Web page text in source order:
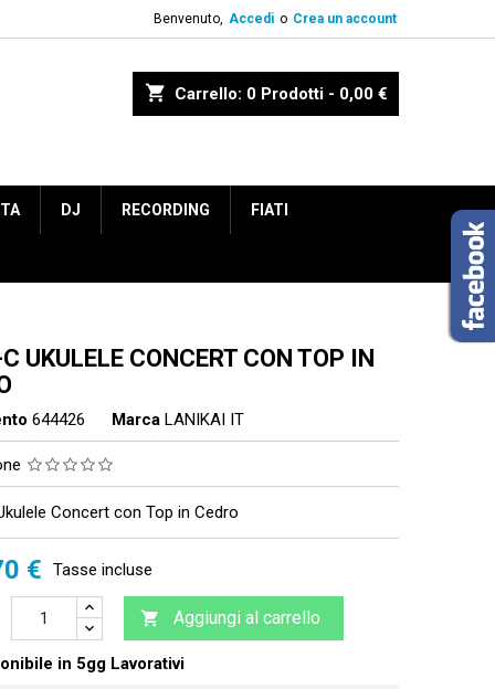
Benvenuto, Accedi o Crea un account
shopping_cart Carrello: 0 Prodotti - 0,00 €
DJ RECORDING FIATI
UKULELE CONCERT CON TOP IN
644426 Marca LANIKAI IT
Concert con Top in Cedro
€ Tasse incluse
 Aggiungi al carrello
in 5gg Lavorativi